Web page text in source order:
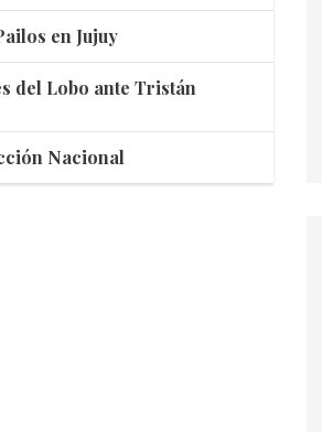
en Jujuy
del Lobo ante Tristán
Nacional